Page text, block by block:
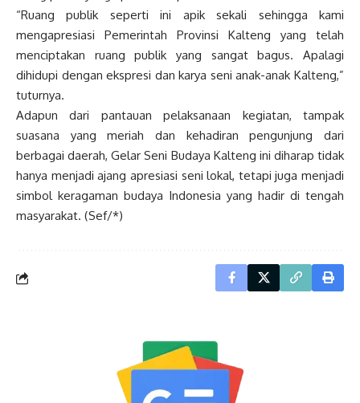
“Ruang publik seperti ini apik sekali sehingga kami
mengapresiasi Pemerintah Provinsi Kalteng yang telah
menciptakan ruang publik yang sangat bagus. Apalagi
dihidupi dengan ekspresi dan karya seni anak-anak Kalteng,”
tuturnya.
Adapun dari pantauan pelaksanaan kegiatan, tampak
suasana yang meriah dan kehadiran pengunjung dari
berbagai daerah, Gelar Seni Budaya Kalteng ini diharap tidak
hanya menjadi ajang apresiasi seni lokal, tetapi juga menjadi
simbol keragaman budaya Indonesia yang hadir di tengah
masyarakat. (Sef/*)